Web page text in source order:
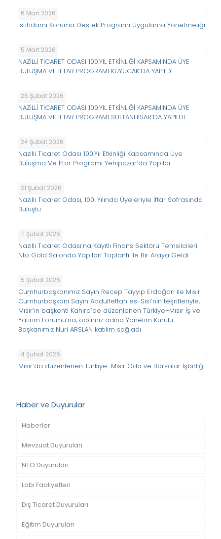
6 Mart 2026
İstihdamı Koruma Destek Programı Uygulama Yönetmeliği
5 Mart 2026
NAZİLLİ TİCARET ODASI 100.YIL ETKİNLİĞİ KAPSAMINDA ÜYE
BULUŞMA VE İFTAR PROGRAMI KUYUCAK’DA YAPILDI
26 Şubat 2026
NAZİLLİ TİCARET ODASI 100.YIL ETKİNLİĞİ KAPSAMINDA ÜYE
BULUŞMA VE İFTAR PROGRAMI SULTANHİSAR’DA YAPILDI
24 Şubat 2026
Nazilli Ticaret Odası 100.Yıl Etkinliği Kapsamında Üye
Buluşma Ve İftar Programı Yenipazar’da Yapıldı
21 Şubat 2026
Nazilli Ticaret Odası, 100. Yılında Üyeleriyle İftar Sofrasında
Buluştu
11 Şubat 2026
Nazilli Ticaret Odası’na Kayıtlı Finans Sektörü Temsilcileri
Nto Gold Salonda Yapılan Toplantı İle Bir Araya Geldi
5 Şubat 2026
Cumhurbaşkanımız Sayın Recep Tayyip Erdoğan ile Mısır
Cumhurbaşkanı Sayın Abdulfettah es-Sisi’nin teşrifleriyle,
Mısır’ın başkenti Kahire’de düzenlenen Türkiye–Mısır İş ve
Yatırım Forumu’na, odamız adına Yönetim Kurulu
Başkanımız Nuri ARSLAN katılım sağladı.
4 Şubat 2026
Mısır’da düzenlenen Türkiye–Mısır Oda ve Borsalar İşbirliği
Haber ve Duyurular
Haberler
Mevzuat Duyuruları
NTO Duyuruları
Lobi Faaliyetleri
Dış Ticaret Duyuruları
Eğitim Duyuruları